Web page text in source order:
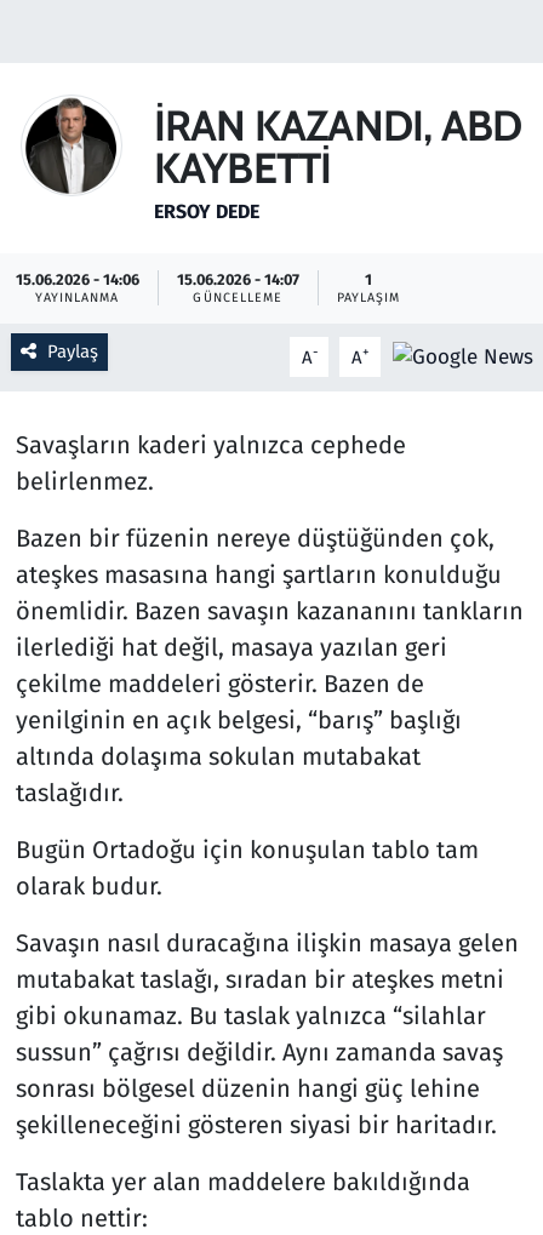
İRAN KAZANDI, ABD
KAYBETTİ
ERSOY DEDE
15.06.2026 - 14:06
YAYINLANMA
15.06.2026 - 14:07
GÜNCELLEME
1
PAYLAŞIM
Paylaş A- A+
Savaşların kaderi yalnızca cephede
belirlenmez.
Bazen bir füzenin nereye düştüğünden çok,
ateşkes masasına hangi şartların konulduğu
önemlidir. Bazen savaşın kazananını tankların
ilerlediği hat değil, masaya yazılan geri
çekilme maddeleri gösterir. Bazen de
yenilginin en açık belgesi, “barış” başlığı
altında dolaşıma sokulan mutabakat
taslağıdır.
Bugün Ortadoğu için konuşulan tablo tam
olarak budur.
Savaşın nasıl duracağına ilişkin masaya gelen
mutabakat taslağı, sıradan bir ateşkes metni
gibi okunamaz. Bu taslak yalnızca “silahlar
sussun” çağrısı değildir. Aynı zamanda savaş
sonrası bölgesel düzenin hangi güç lehine
şekilleneceğini gösteren siyasi bir haritadır.
Taslakta yer alan maddelere bakıldığında
tablo nettir:
Haber
Kültür Sanat
Lezzet Durağı
Memur ve Kamu
Oyun
Ramazan
Resmi İlanlar
Rüya Tabirleri
Sağlık
Savunma Sanayi
Seçim 2023
Teknoloji ve Bilim
Televizyon